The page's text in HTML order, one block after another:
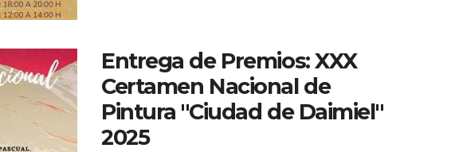
Entrega de Premios: XXX
Certamen Nacional de
Pintura "Ciudad de Daimiel"
2025